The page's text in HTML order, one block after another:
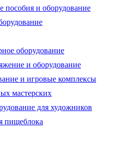
пособия и оборудование
оборудование
и оборудование
и игровые комплексы
мастерских
для художников
пищеблока